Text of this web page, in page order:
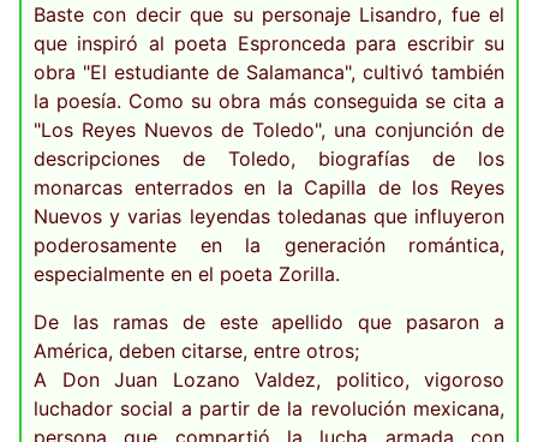
Baste con decir que su personaje Lisandro, fue el
que inspiró al poeta Espronceda para escribir su
obra "El estudiante de Salamanca", cultivó también
la poesía. Como su obra más conseguida se cita a
"Los Reyes Nuevos de Toledo", una conjunción de
descripciones de Toledo, biografías de los
monarcas enterrados en la Capilla de los Reyes
Nuevos y varias leyendas toledanas que influyeron
poderosamente en la generación romántica,
especialmente en el poeta Zorilla.
De las ramas de este apellido que pasaron a
América, deben citarse, entre otros;
A Don Juan Lozano Valdez, politico, vigoroso
luchador social a partir de la revolución mexicana,
persona que compartió la lucha armada con